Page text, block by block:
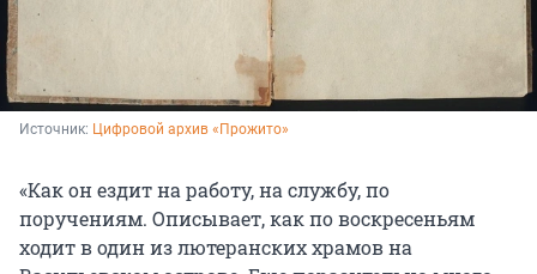
Источник: Цифровой архив «Прожито»
«Как он ездит на работу, на службу, по
поручениям. Описывает, как по воскресеньям
ходит в один из лютеранских храмов на